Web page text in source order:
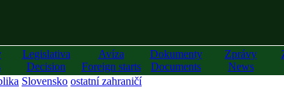
Legislativa
Decision
Avíza
Foreign starts
Dokumenty
Documents
Zprávy
News
Slovensko ostatní zahraničí